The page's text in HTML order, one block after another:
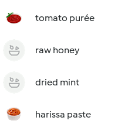
tomato purée
raw honey
dried mint
harissa paste